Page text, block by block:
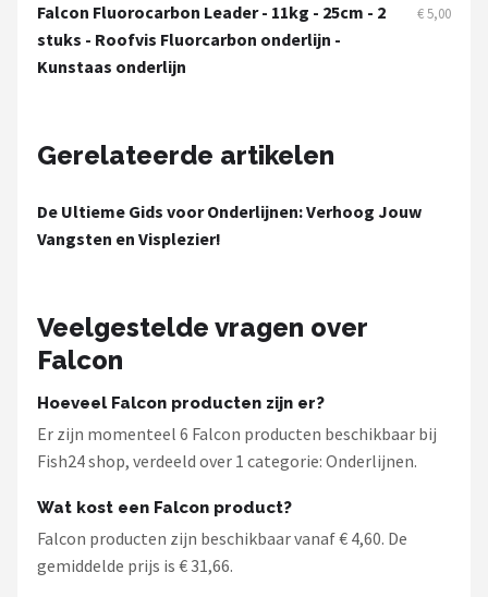
Alle merken →
Falcon Fluorocarbon Leader - 11kg - 25cm - 2
stuks - Roofvis Fluorcarbon onderlijn -
Kunstaas onderlijn
€ 5,00
Gerelateerde artikelen
De Ultieme Gids voor Onderlijnen: Verhoog Jouw
Vangsten en Visplezier!
Veelgestelde vragen over
Falcon
Hoeveel Falcon producten zijn er?
Er zijn momenteel 6 Falcon producten beschikbaar bij
Fish24 shop, verdeeld over 1 categorie: Onderlijnen.
Wat kost een Falcon product?
Falcon producten zijn beschikbaar vanaf € 4,60. De
gemiddelde prijs is € 31,66.